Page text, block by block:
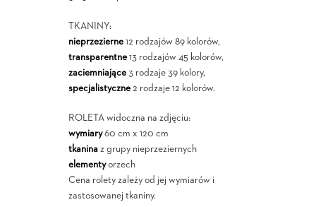
TKANINY:
nieprzezierne12 rodzajów 89 kolorów,
transparentne13 rodzajów 45 kolorów,
zaciemniające3 rodzaje 39 kolory,
specjalistyczne2 rodzaje 12 kolorów.
ROLETA widoczna na zdjęciu:
wymiary60 cm x 120 cm
tkaninaz grupy nieprzeziernych
elementyorzech
Cena rolety zależy od jej wymiarów i
zastosowanej tkaniny.